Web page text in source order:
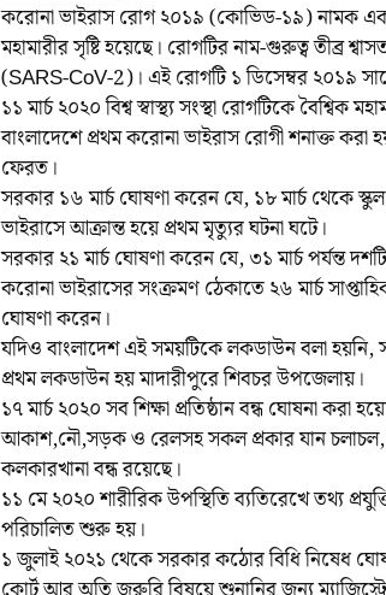
করোনা ভাইরাস রোগ ২০১৯ (কোভিড-১৯) নামক
মহামারীর সৃষ্টি হয়েছে। রোগটির নাম-গুরুত্ব তীব্র
(SARS-CoV-2)। এই রোগটি ১ ডিসেম্বর ২০১৯
১১ মার্চ ২০২০ বিশ্ব স্বাস্থ্য সংস্থা রোগটিকে বৈশ্বিক
বাংলাদেশে প্রথম করোনা ভাইরাস রোগী শনাক্ত করা
ফেরত।
সরকার ১৬ মার্চ ঘোষণা করেন যে, ১৮ মার্চ থেকে
ভাইরাসে আক্রান্ত হয়ে প্রথম মৃত্যুর ঘটনা ঘটে।
সরকার ২১ মার্চ ঘোষণা করেন যে, ৩১ মার্চ পর্যন্ত
করোনা ভাইরাসের সংক্রমণ ঠেকাতে ২৬ মার্চ
ঘোষণা করেন।
যদিও বাংলাদেশ এই সময়টিকে লকডাউন বলা হয়নি,
প্রথম লকডাউন হয় মাদারীপুরে শিবচর উপজেলায়।
১৭ মার্চ ২০২০ সব শিক্ষা প্রতিষ্ঠান বন্ধ ঘোষনা
আকাশ,নৌ,সড়ক ও রেলসহ সকল প্রকার যান চলাচল,
কলকারখানা বন্ধ রয়েছে।
১১ মে ২০২০ শারীরিক উপস্থিতি ব্যতিরেখে তথ্য
পরিচালিত শুরু হয়।
১ জুলাই ২০২১ থেকে সরকার কঠোর বিধি নিষেধ